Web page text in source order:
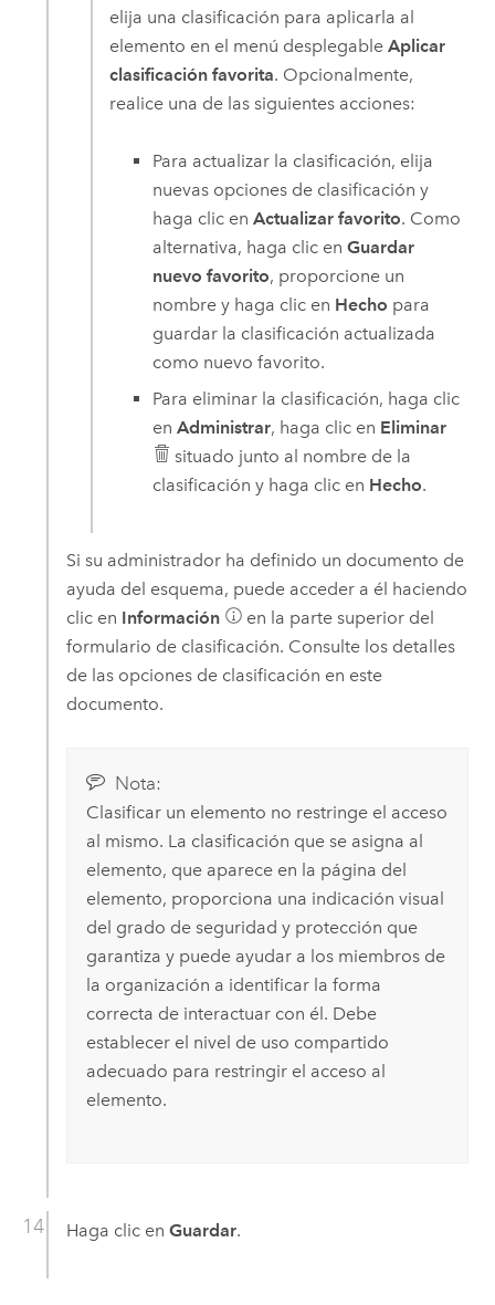
elija una clasificación para aplicarla al
elemento en el menú desplegableAplicar
clasificación favorita. Opcionalmente,
realice una de las siguientes acciones:
Para actualizar la clasificación, elija
nuevas opciones de clasificación y
haga clic enActualizar favorito. Como
alternativa, haga clic enGuardar
nuevo favorito, proporcione un
nombre y haga clic en Hecho para
guardar la clasificación actualizada
como nuevo favorito.
Para eliminar la clasificación, haga clic
enAdministrar, haga clic en Eliminar
situado junto al nombre de la
clasificación y haga clic en Hecho.
Si su administrador ha definido un documento de
ayuda del esquema, puede acceder a él haciendo
clic en Información
en la parte superior del
formulario de clasificación. Consulte los detalles
de las opciones de clasificación en este
documento.
Nota:
Clasificar un elemento no restringe el acceso
al mismo. La clasificación que se asigna al
elemento, que aparece en la página del
elemento, proporciona una indicación visual
del grado de seguridad y protección que
garantiza y puede ayudar a los miembros de
la organización a identificar la forma
correcta de interactuar con él. Debe
establecer el nivel de uso compartido
adecuado para restringir el acceso al
elemento.
Haga clic en Guardar.